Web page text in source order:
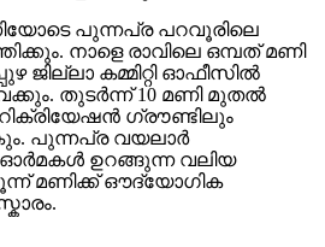
പുന്നപ്ര പറവൂരിലെ
നാളെ രാവിലെ ഒമ്പത് മണി
കമ്മിറ്റി ഓഫീസിൽ
തുടർന്ന് 10 മണി മുതൽ
ഗ്രൗണ്ടിലും
പുന്നപ്ര വയലാർ
ഉറങ്ങുന്ന വലിയ
മണിക്ക് ഔദ്യോഗിക